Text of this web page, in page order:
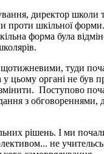
директор школи
проти шкільної
форма була
щотижневими, туди
у цьому органі не був
змінити. Поступово
з обговореннями,
рішень. І ми
не